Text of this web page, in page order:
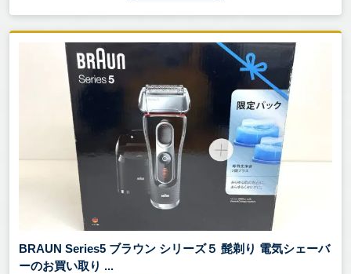
BRAUN Series5 ブラウン シリーズ５ 髭剃り 電気シェーバ
ーのお買い取り ...